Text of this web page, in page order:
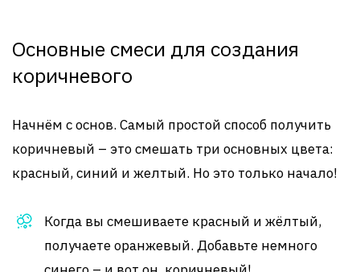
Основные смеси для создания
коричневого
Начнём с основ. Самый простой способ получить
коричневый – это смешать три основных цвета:
красный, синий и желтый. Но это только начало!
Когда вы смешиваете красный и жёлтый,
получаете оранжевый. Добавьте немного